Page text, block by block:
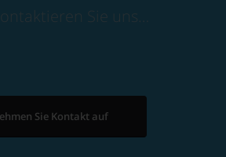
Sie uns…
Sie Kontakt auf